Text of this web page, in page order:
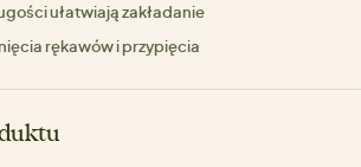
ułatwiają zakładanie
rękawów i przypięcia